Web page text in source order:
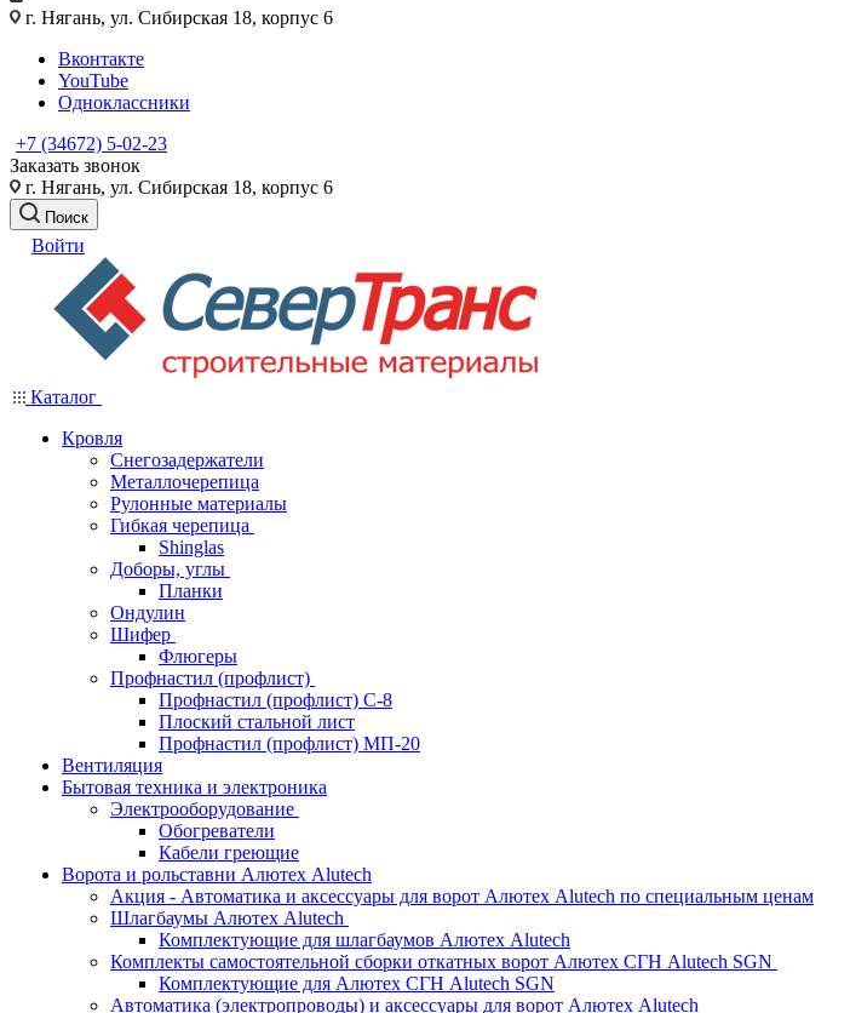
г. Нягань, ул. Сибирская 18, корпус 6
Вконтакте
YouTube
Одноклассники
+7 (34672) 5-02-23
Заказать звонок
г. Нягань, ул. Сибирская 18, корпус 6
Поиск
Войти
Каталог
Кровля
Снегозадержатели
Металлочерепица
Рулонные материалы
Гибкая черепица
Shinglas
Доборы, углы
Планки
Ондулин
Шифер
Флюгеры
Профнастил (профлист)
Профнастил (профлист) С-8
Плоский стальной лист
Профнастил (профлист) МП-20
Вентиляция
Бытовая техника и электроника
Электрооборудование
Обогреватели
Кабели греющие
Ворота и рольставни Алютех Alutech
Акция - Автоматика и аксессуары для ворот Алютех Alutech по специальным ценам
Шлагбаумы Алютех Alutech
Комплектующие для шлагбаумов Алютех Alutech
Комплекты самостоятельной сборки откатных ворот Алютех СГН Alutech SGN
Комплектующие для Алютех СГН Alutech SGN
Автоматика (электропроводы) и аксессуары для ворот Алютех Alutech